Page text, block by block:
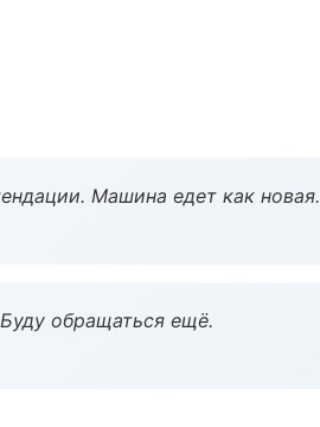
Машина едет как новая.
обращаться ещё.